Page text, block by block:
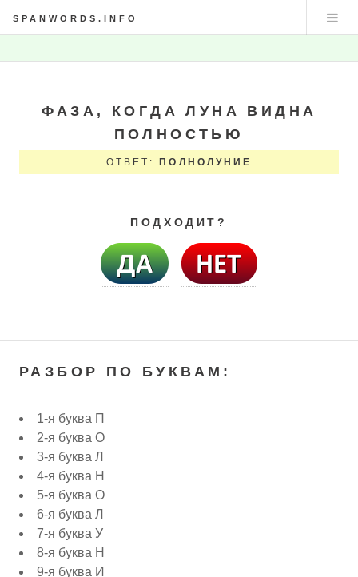
SPANWORDS.INFO
ФАЗА, КОГДА ЛУНА ВИДНА
ПОЛНОСТЬЮ
ОТВЕТ: ПОЛНОЛУНИЕ
ПОДХОДИТ?
РАЗБОР ПО БУКВАМ:
1-я буква П
2-я буква О
3-я буква Л
4-я буква Н
5-я буква О
6-я буква Л
7-я буква У
8-я буква Н
9-я буква И